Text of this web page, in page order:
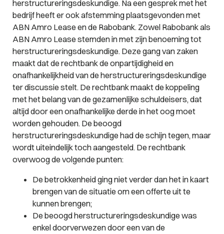
herstructureringsdeskundige. Na een gesprek met het
bedrijf heeft er ook afstemming plaatsgevonden met
ABN Amro Lease en de Rabobank. Zowel Rabobank als
ABN Amro Lease stemden in met zijn benoeming tot
herstructureringsdeskundige. Deze gang van zaken
maakt dat de rechtbank de onpartijdigheid en
onafhankelijkheid van de herstructureringsdeskundige
ter discussie stelt. De rechtbank maakt de koppeling
met het belang van de gezamenlijke schuldeisers, dat
altijd door een onafhankelijke derde in het oog moet
worden gehouden. De beoogd
herstructureringsdeskundige had de schijn tegen, maar
wordt uiteindelijk toch aangesteld. De rechtbank
overwoog de volgende punten:
De betrokkenheid ging niet verder dan het in kaart
brengen van de situatie om een offerte uit te
kunnen brengen;
De beoogd herstructureringsdeskundige was
enkel doorverwezen door een van de